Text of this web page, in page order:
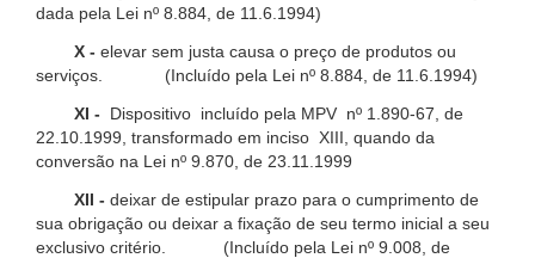
dada pela Lei nº 8.884, de 11.6.1994)
X - elevar sem justa causa o preço de produtos ou
serviços. (Incluído pela Lei nº 8.884, de 11.6.1994)
XI -
Dispositivo incluído pela MPV nº 1.890-67, de
22.10.1999, transformado em inciso XIII, quando da
conversão na Lei nº 9.870, de 23.11.1999
XII - deixar de estipular prazo para o cumprimento de
sua obrigação ou deixar a fixação de seu termo inicial a seu
exclusivo critério. (Incluído pela Lei nº 9.008, de